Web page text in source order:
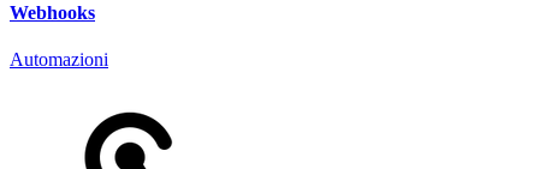
Webhooks
Automazioni